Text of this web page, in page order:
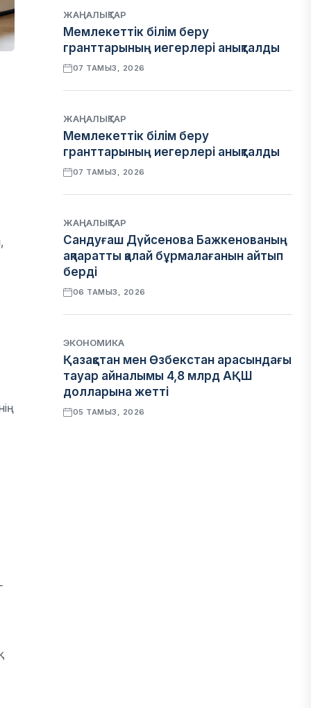
ЖАҢАЛЫҚТАР
Мемлекеттік білім беру
гранттарының иегерлері анықталды
07 ТАМЫЗ, 2026
ЖАҢАЛЫҚТАР
Мемлекеттік білім беру
гранттарының иегерлері анықталды
07 ТАМЫЗ, 2026
ЖАҢАЛЫҚТАР
Сандуғаш Дүйсенова Бажкенованың
ақпаратты қалай бұрмалағанын айтып
берді
06 ТАМЫЗ, 2026
ЭКОНОМИКА
Қазақстан мен Өзбекстан арасындағы
тауар айналымы 4,8 млрд АҚШ
долларына жетті
05 ТАМЫЗ, 2026